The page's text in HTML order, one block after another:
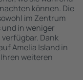
können. Die
im Zentrum
und in weniger
Dank
Amelia Island in
weiteren